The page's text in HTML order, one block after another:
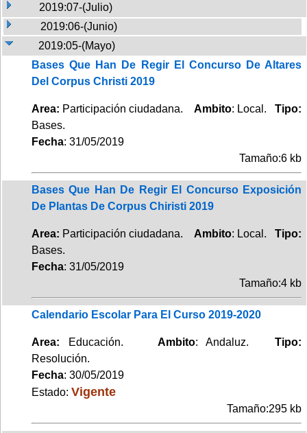
2019:07-(Julio)
2019:06-(Junio)
2019:05-(Mayo)
Bases Que Han De Regir El Concurso De Altares
Del Corpus Christi 2019
Area: Participación ciudadana. Ambito: Local. Tipo:
Bases.
Fecha: 31/05/2019
Tamaño:6 kb
Bases Que Han De Regir El Concurso Exposición
De Plantas De Corpus Chiristi 2019
Area: Participación ciudadana. Ambito: Local. Tipo:
Bases.
Fecha: 31/05/2019
Tamaño:4 kb
Calendario Escolar Para El Curso 2019-2020
Area: Educación. Ambito: Andaluz.Tipo:
Resolución.
Fecha: 30/05/2019
Estado: Vigente
Tamaño:295 kb